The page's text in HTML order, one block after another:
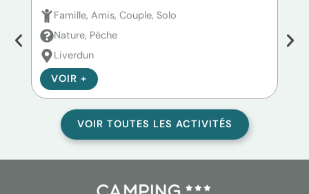
Famille, Amis, Couple, Solo
Nature, Pêche
Liverdun
VOIR +
VOIR TOUTES LES ACTIVITÉS